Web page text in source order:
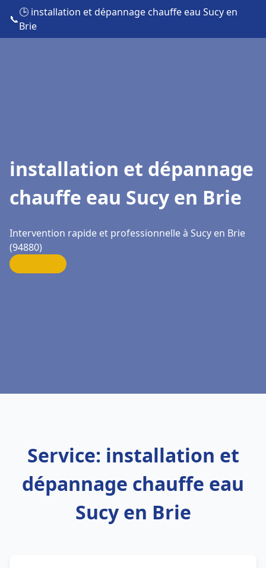
📞
🕒 installation et dépannage chauffe eau Sucy en
Brie
installation et dépannage
chauffe eau Sucy en Brie
Intervention rapide et professionnelle à Sucy en Brie
(94880)
Service: installation et
dépannage chauffe eau
Sucy en Brie